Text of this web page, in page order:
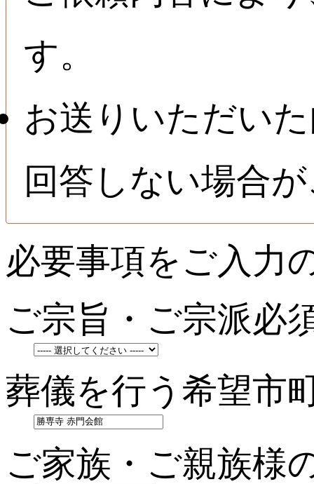
す。
お送りいただい
回答しない場合
必要事項をご入力
ご宗旨・ご宗派必
葬儀を行う希望市
ご家族・ご親族様